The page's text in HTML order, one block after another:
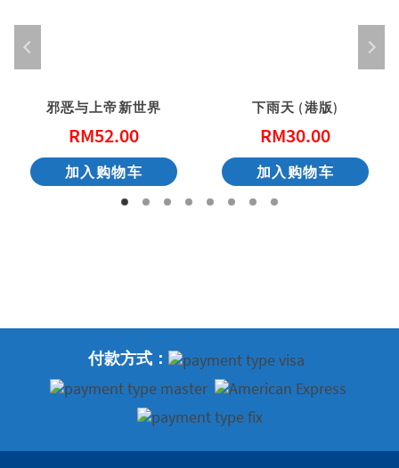
邪恶与上帝新世界
RM52.00
加入购物车
下雨天 (港版)
RM30.00
加入购物车
付款方式：